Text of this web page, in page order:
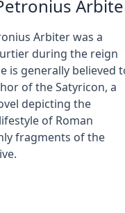
Arbiter was a
during the reign
is generally believed
of the Satyricon, a
depicting the
of Roman
fragments of the